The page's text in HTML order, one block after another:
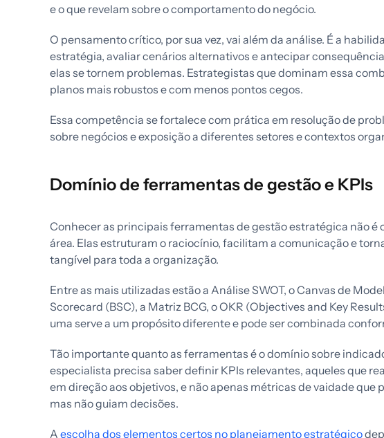
e o que revelam sobre o comportamento do negócio.
O pensamento crítico, por sua vez, vai além da análise. É a
estratégia, avaliar cenários alternativos e antecipar
elas se tornem problemas. Estrategistas que dominam essa
planos mais robustos e com menos pontos cegos.
Essa competência se fortalece com prática em resolução de
sobre negócios e exposição a diferentes setores e contextos
Domínio de ferramentas de gestão e KPIs
Conhecer as principais ferramentas de gestão estratégica não é
área. Elas estruturam o raciocínio, facilitam a comunicação e
tangível para toda a organização.
Entre as mais utilizadas estão a Análise SWOT, o Canvas de
Scorecard (BSC), a Matriz BCG, o OKR (Objectives and Key
uma serve a um propósito diferente e pode ser combinada
Tão importante quanto as ferramentas é o domínio sobre
especialista precisa saber definir KPIs relevantes, aqueles que
em direção aos objetivos, e não apenas métricas de vaidade que
mas não guiam decisões.
A escolha dos elementos certos no planejamento estratégico